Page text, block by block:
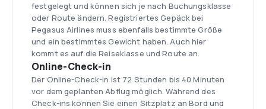
festgelegt und können sich je nach Buchungsklasse
oder Route ändern. Registriertes Gepäck bei
Pegasus Airlines muss ebenfalls bestimmte Größe
und ein bestimmtes Gewicht haben. Auch hier
kommt es auf die Reiseklasse und Route an.
Online-Check-in
Der Online-Check-in ist 72 Stunden bis 40 Minuten
vor dem geplanten Abflug möglich. Während des
Check-ins können Sie einen Sitzplatz an Bord und